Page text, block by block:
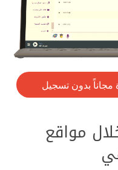
مجاناً بدون تسجيل
مواقع